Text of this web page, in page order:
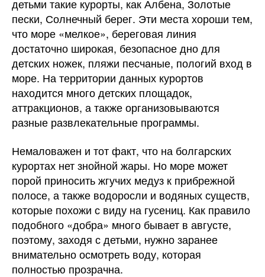
детьми такие курорты, как Албена, Золотые
пески, Солнечный берег. Эти места хороши тем,
что море «мелкое», береговая линия
достаточно широкая, безопасное дно для
детских ножек, пляжи песчаные, пологий вход в
море. На территории данных курортов
находится много детских площадок,
аттракционов, а также организовываются
разные развлекательные программы.
Немаловажен и тот факт, что на болгарских
курортах нет знойной жары. Но море может
порой приносить жгучих медуз к прибрежной
полосе, а также водоросли и водяных существ,
которые похожи с виду на гусениц. Как правило
подобного «добра» много бывает в августе,
поэтому, заходя с детьми, нужно заранее
внимательно осмотреть воду, которая
полностью прозрачна.